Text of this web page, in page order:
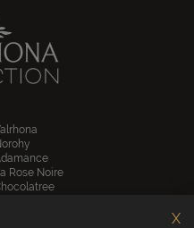
Rose Noire
X